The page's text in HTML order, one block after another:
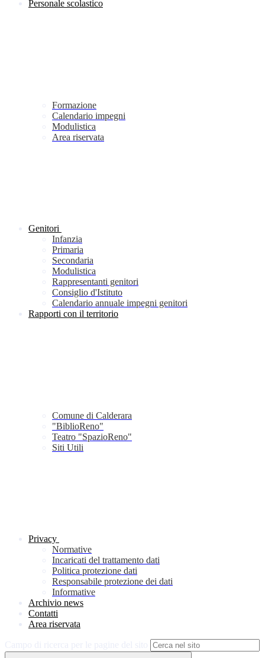
Personale scolastico
Formazione
Calendario impegni
Modulistica
Area riservata
Genitori
Infanzia
Primaria
Secondaria
Modulistica
Rappresentanti genitori
Consiglio d'Istituto
Calendario annuale impegni genitori
Rapporti con il territorio
Comune di Calderara
"BiblioReno"
Teatro "SpazioReno"
Siti Utili
Privacy
Normative
Incaricati del trattamento dati
Politica protezione dati
Responsabile protezione dei dati
Informative
Archivio news
Contatti
Area riservata